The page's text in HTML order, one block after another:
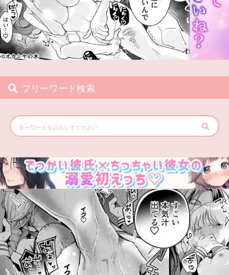
フリーワード検索